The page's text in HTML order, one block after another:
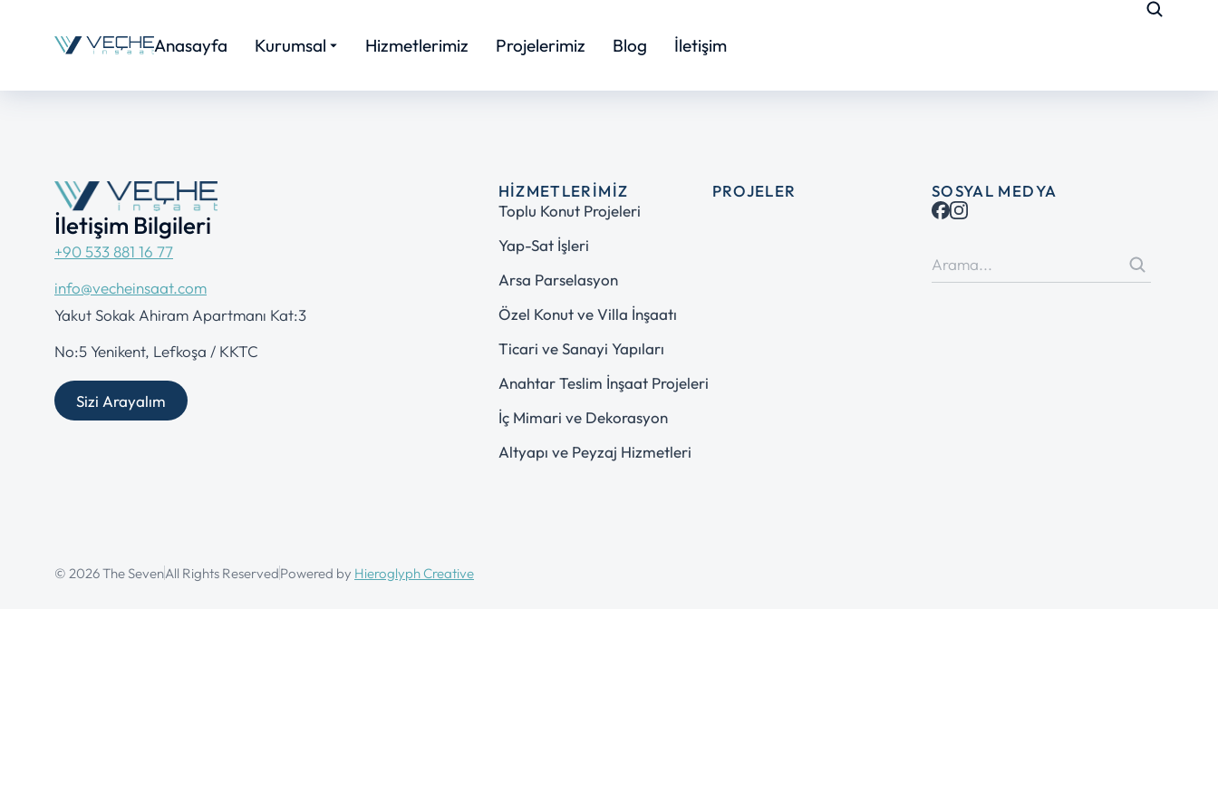
Anasayfa Kurumsal Hizmetlerimiz Projelerimiz Blog İletişim
İletişim Bilgileri
+90 533 881 16 77
info@vecheinsaat.com
Yakut Sokak Ahiram Apartmanı Kat:3
No:5 Yenikent, Lefkoşa / KKTC
Sizi Arayalım
HIZMETLERIMIZ
Toplu Konut Projeleri
Yap-Sat İşleri
Arsa Parselasyon
Özel Konut ve Villa İnşaatı
Ticari ve Sanayi Yapıları
Anahtar Teslim İnşaat Projeleri
İç Mimari ve Dekorasyon
Altyapı ve Peyzaj Hizmetleri
PROJELER SOSYAL MEDYA
© 2026 The SevenAll Rights ReservedPowered by Hieroglyph Creative